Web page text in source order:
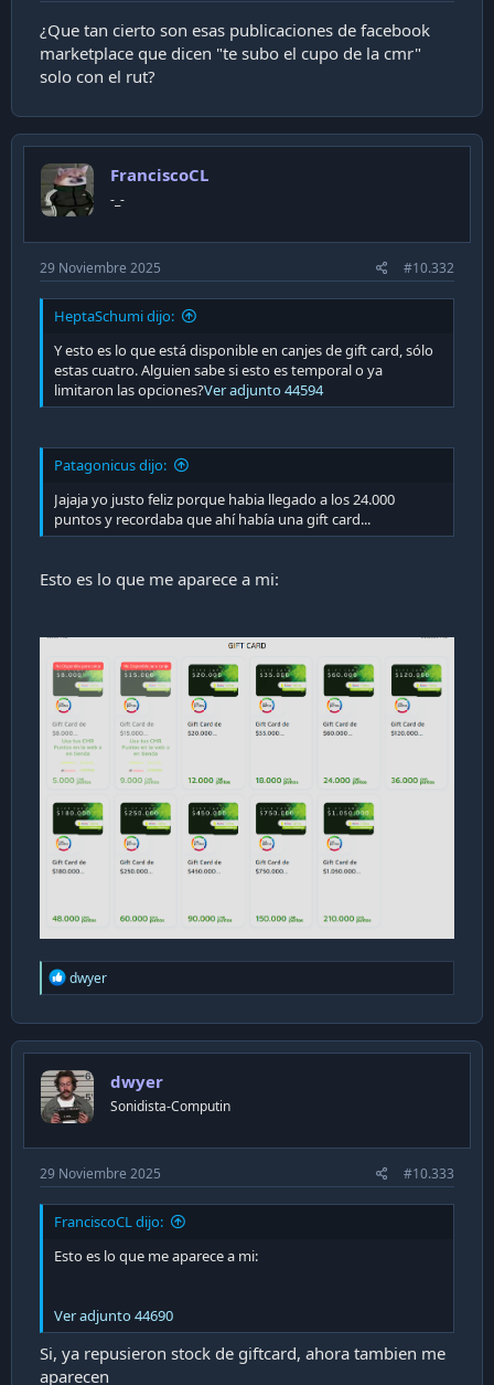
¿Que tan cierto son esas publicaciones de facebook
marketplace que dicen "te subo el cupo de la cmr"
solo con el rut?
FranciscoCL
-_-
29 Noviembre 2025 #10.332
HeptaSchumi dijo:
Y esto es lo que está disponible en canjes de gift card, sólo
estas cuatro. Alguien sabe si esto es temporal o ya
limitaron las opciones?Ver adjunto 44594
Patagonicus dijo:
Jajaja yo justo feliz porque habia llegado a los 24.000
puntos y recordaba que ahí había una gift card...
Esto es lo que me aparece a mi:
R
e
c
t
o
n
s
dwyer
dwyer
Sonidista-Computin
29 Noviembre 2025 #10.333
FranciscoCL dijo:
Esto es lo que me aparece a mi:
Ver adjunto 44690
Si, ya repusieron stock de giftcard, ahora tambien me
aparecen